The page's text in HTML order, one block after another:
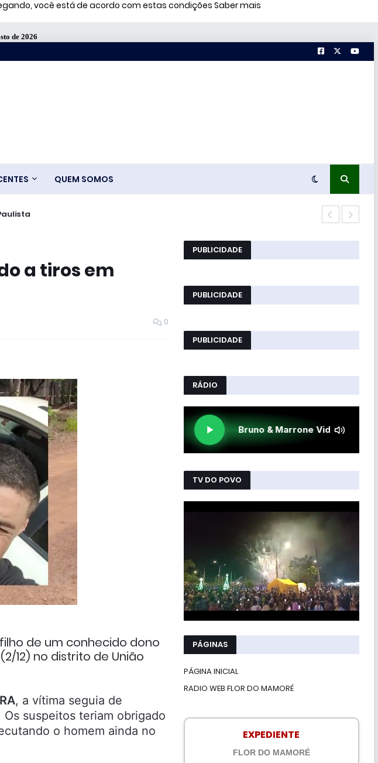
você está de acordo com estas condições Saber mais
de 2026
QUEM SOMOS
a tiros em
0
de um conhecido dono
12) no distrito de União
, a vítima seguia de
suspeitos teriam obrigado
o homem ainda no
PUBLICIDADE
PUBLICIDADE
PUBLICIDADE
RÁDIO
TV DO POVO
PÁGINAS
PÁGINA INICIAL
RADIO WEB FLOR DO MAMORÉ
EXPEDIENTE
FLOR DO MAMORÉ